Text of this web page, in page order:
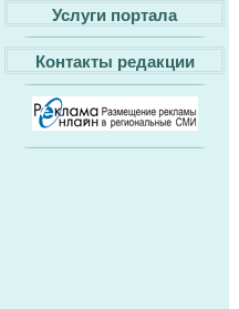
Услуги портала
Контакты редакции